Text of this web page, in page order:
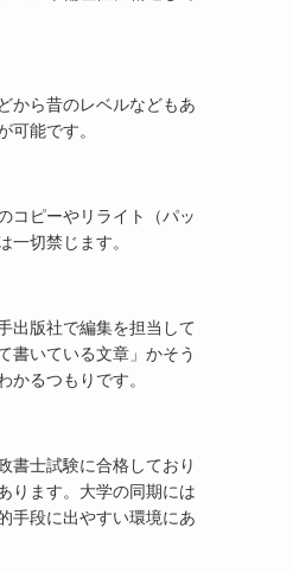
から昔のレベルなどもあ
可能です。
コピーやリライト（パッ
一切禁じます。
出版社で編集を担当して
書いている文章」かそう
かるつもりです。
書士試験に合格しており
ります。大学の同期には
手段に出やすい環境にあ